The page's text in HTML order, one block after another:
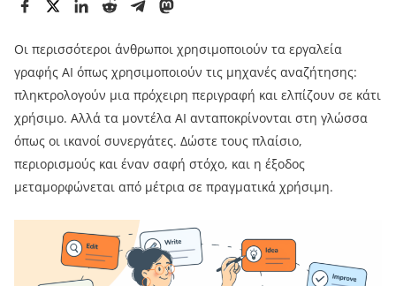
Οι περισσότεροι άνθρωποι χρησιμοποιούν τα εργαλεία
γραφής AI όπως χρησιμοποιούν τις μηχανές αναζήτησης:
πληκτρολογούν μια πρόχειρη περιγραφή και ελπίζουν σε κάτι
χρήσιμο. Αλλά τα μοντέλα AI ανταποκρίνονται στη γλώσσα
όπως οι ικανοί συνεργάτες. Δώστε τους πλαίσιο,
περιορισμούς και έναν σαφή στόχο, και η έξοδος
μεταμορφώνεται από μέτρια σε πραγματικά χρήσιμη.